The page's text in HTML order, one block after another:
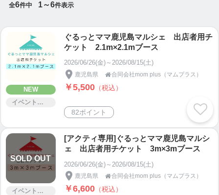
全6件中 1～6件表示
NEW
イベント・セミナー・交流会
ぐるっとママ鹿児島マルシェ 出店者用チ
ケット 2.1m×2.1mブース
2026/06/26(金)～2026/08/15(土)
鹿児島県 合同会社mom plus（マムプラス）
￥5,500 （税込）
82ポイント
SOLD OUT
イベント・セミナー・交流会
[アクティ専用]ぐるっとママ鹿児島マルシ
ェ 出店者用チケット 3m×3mブース
2026/06/26(金)～2026/08/15(土)
鹿児島県 合同会社mom plus（マムプラス）
￥6,600 （税込）